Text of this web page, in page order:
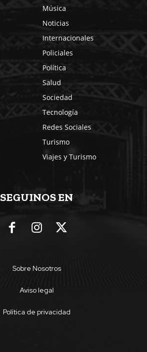
Música
Noticias
Internacionales
Policiales
Política
Salud
Sociedad
Tecnología
Redes Sociales
Turismo
Viajes y Turismo
SEGUINOS EN
Sobre Nosotros
Aviso legal
Política de privacidad